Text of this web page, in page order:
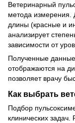
Ветеринарный
метода измерения.
длины (красные и
анализирует
зависимости от
Полученные
отображаются на
позволяет врачу
Как выбрать
Подбор
клинических задач.